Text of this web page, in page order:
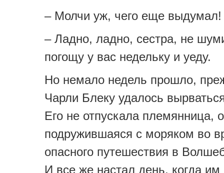
– Молчи уж, чего еще выдумал!
– Ладно, ладно, сестра, не
погощу у вас недельку и уеду.
Но немало недель прошло,
Чарли Блеку удалось
Его не отпускала племянница,
подружившаяся с моряком во
опасного путешествия в
И все же настал день, когда